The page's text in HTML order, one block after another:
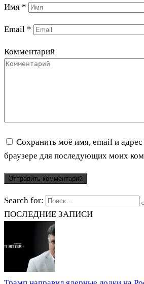
Имя *
Email *
Комментарий
Сохранить моё имя, email и адрес
браузере для последующих моих
Search for:
ПОСЛЕДНИЕ ЗАПИСИ